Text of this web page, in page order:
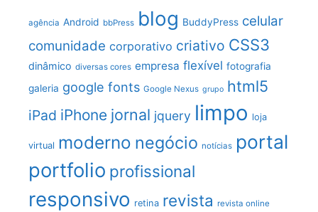
agência Android bbPress blog BuddyPress celular
comunidade corporativo criativo CSS3
dinâmico diversas cores empresa flexível fotografia
galeria google fonts Google Nexus grupo html5
iPad iPhone jornal jquery limpo loja
virtual moderno negócio notícias portal
portfolio profissional
responsivo retina revista revista online